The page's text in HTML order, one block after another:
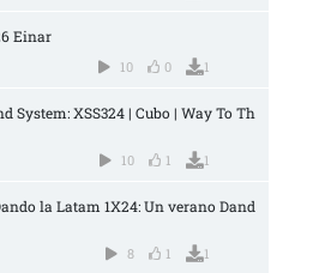
Einar
10 0 1
System: XSS324 | Cubo | Way To Th
10 1 1
la Latam 1X24: Un verano Dand
8 1 1